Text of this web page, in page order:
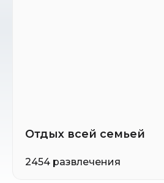
Отдых всей семьей
2454 развлечения